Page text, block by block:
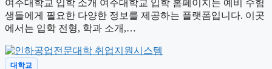
여주대학교 입학 소개 여주대학교 입학 홈페이지는 예비 수험
생들에게 필요한 다양한 정보를 제공하는 플랫폼입니다. 이곳
에서는 입학 전형, 학과 소개,…
대학교